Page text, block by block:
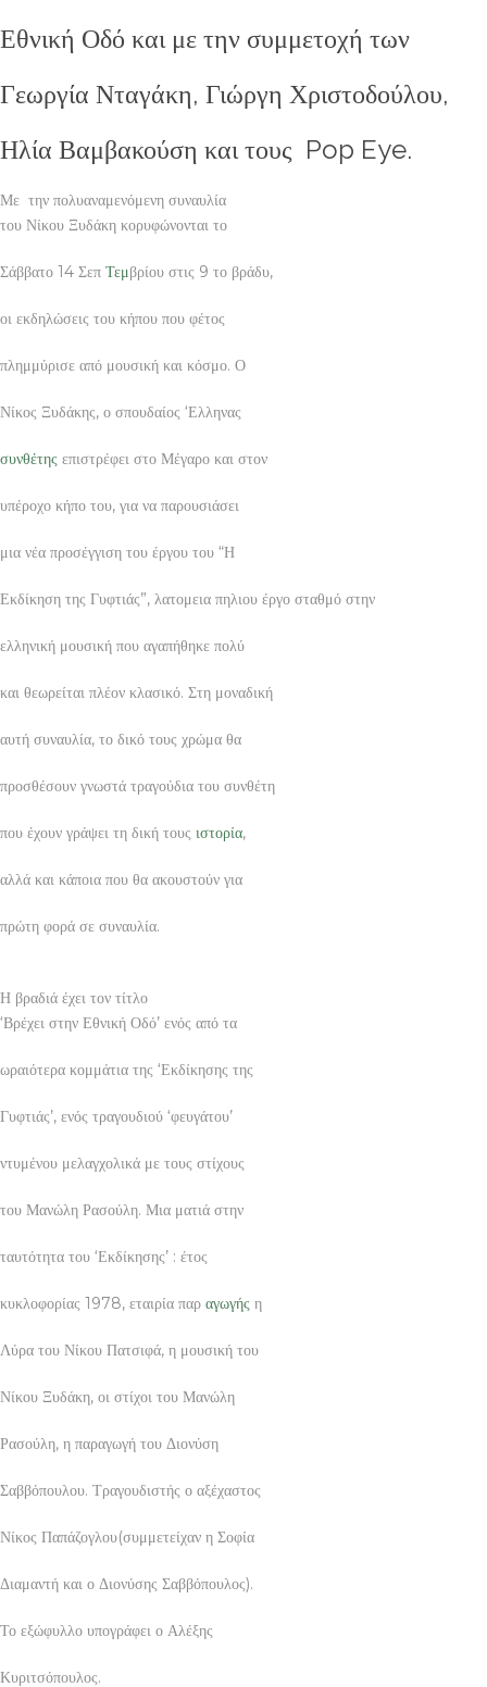
Εθνική Οδό και με την συμμετοχή των
Γεωργία Νταγάκη, Γιώργη Χριστοδούλου,
Ηλία Βαμβακούση και τους Pop Eye.
Με την πολυαναμενόμενη συναυλία
του Νίκου Ξυδάκη κορυφώνονται το
Σάββατο 14 Σεπ Τεμβρίου στις 9 το βράδυ,
οι εκδηλώσεις του κήπου που φέτος
πλημμύρισε από μουσική και κόσμο. Ο
Νίκος Ξυδάκης, ο σπουδαίος ‘Ελληνας
συνθέτης επιστρέφει στο Μέγαρο και στον
υπέροχο κήπο του, για να παρουσιάσει
μια νέα προσέγγιση του έργου του “Η
Εκδίκηση της Γυφτιάς”, λατομεια πηλιου έργο σταθμό στην
ελληνική μουσική που αγαπήθηκε πολύ
και θεωρείται πλέον κλασικό. Στη μοναδική
αυτή συναυλία, το δικό τους χρώμα θα
προσθέσουν γνωστά τραγούδια του συνθέτη
που έχουν γράψει τη δική τους ιστορία,
αλλά και κάποια που θα ακουστούν για
πρώτη φορά σε συναυλία.
Η βραδιά έχει τον τίτλο
‘Βρέχει στην Εθνική Οδό’ ενός από τα
ωραιότερα κομμάτια της ‘Εκδίκησης της
Γυφτιάς’, ενός τραγουδιού ‘φευγάτου’
ντυμένου μελαγχολικά με τους στίχους
του Μανώλη Ρασούλη. Μια ματιά στην
ταυτότητα του ‘Εκδίκησης’ : έτος
κυκλοφορίας 1978, εταιρία παρ αγωγής η
Λύρα του Νίκου Πατσιφά, η μουσική του
Νίκου Ξυδάκη, οι στίχοι του Μανώλη
Ρασούλη, η παραγωγή του Διονύση
Σαββόπουλου. Τραγουδιστής ο αξέχαστος
Νίκος Παπάζογλου(συμμετείχαν η Σοφία
Διαμαντή και ο Διονύσης Σαββόπουλος).
Το εξώφυλλο υπογράφει ο Αλέξης
Κυριτσόπουλος.